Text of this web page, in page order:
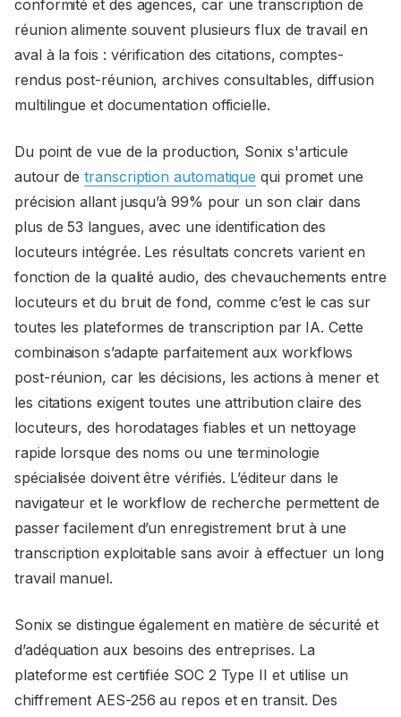
conformité et des agences, car une transcription de
réunion alimente souvent plusieurs flux de travail en
aval à la fois : vérification des citations, comptes-
rendus post-réunion, archives consultables, diffusion
multilingue et documentation officielle.
Du point de vue de la production, Sonix s'articule
autour detranscription automatique qui promet une
précision allant jusqu’à 99% pour un son clair dans
plus de 53 langues, avec une identification des
locuteurs intégrée. Les résultats concrets varient en
fonction de la qualité audio, des chevauchements entre
locuteurs et du bruit de fond, comme c’est le cas sur
toutes les plateformes de transcription par IA. Cette
combinaison s’adapte parfaitement aux workflows
post-réunion, car les décisions, les actions à mener et
les citations exigent toutes une attribution claire des
locuteurs, des horodatages fiables et un nettoyage
rapide lorsque des noms ou une terminologie
spécialisée doivent être vérifiés. L’éditeur dans le
navigateur et le workflow de recherche permettent de
passer facilement d’un enregistrement brut à une
transcription exploitable sans avoir à effectuer un long
travail manuel.
Sonix se distingue également en matière de sécurité et
d’adéquation aux besoins des entreprises. La
plateforme est certifiée SOC 2 Type II et utilise un
chiffrement AES-256 au repos et en transit. Des